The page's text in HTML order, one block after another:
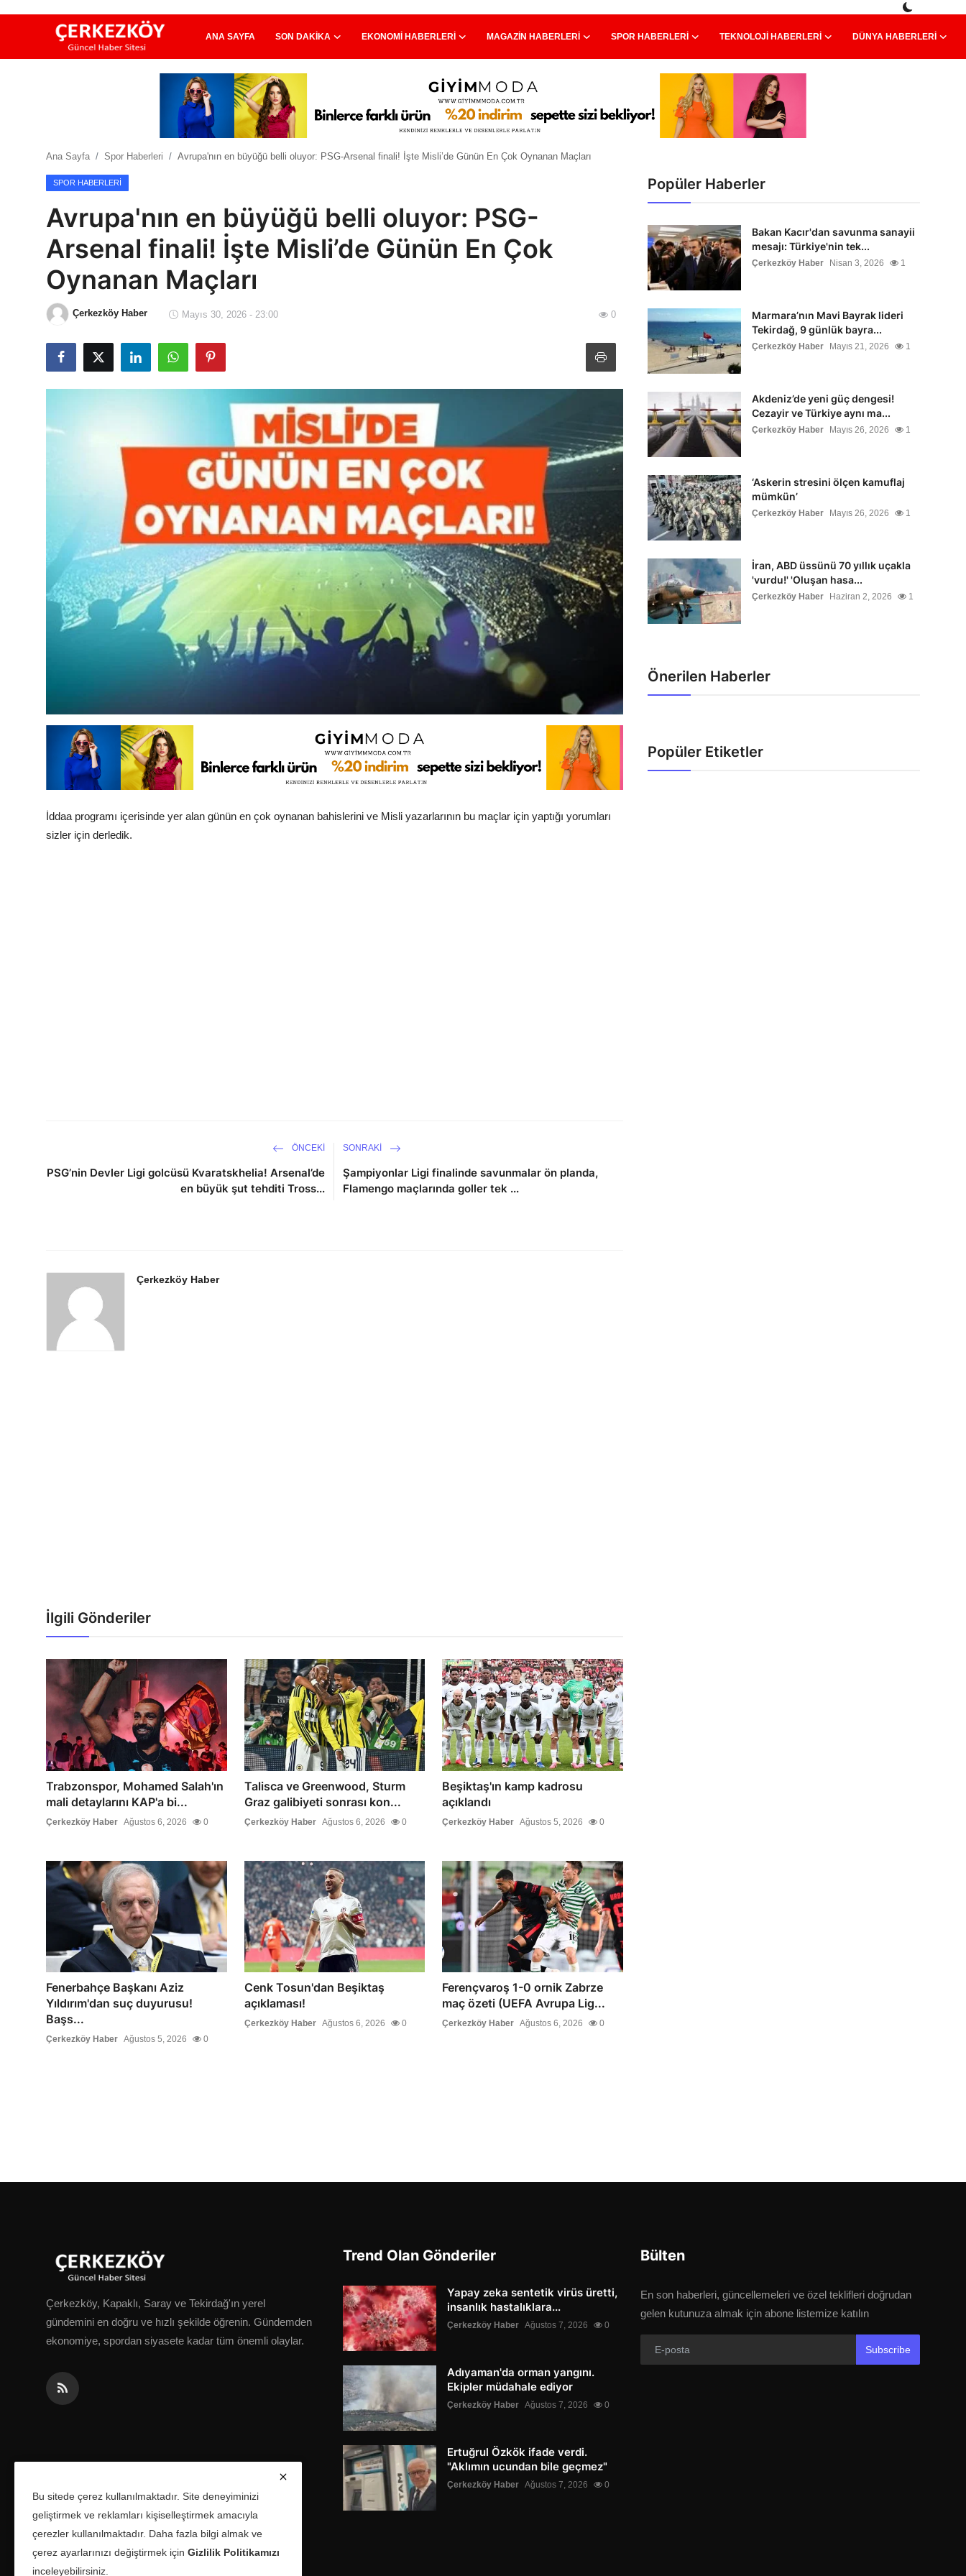
ANA SAYFA SON DAKIKA EKONOMI HABERLERI MAGAZIN HABERLERI SPOR HABERLERI TEKNOLOJI HABERLERI DÜNYA HABERLERI
Ekonomi Haberleri
Teknoloji Haberleri
Dünya Haberleri
Çerkezköy
Ana Sayfa Spor Haberleri Avrupa'nın en büyüğü belli oluyor: PSG-Arsenal finali! İşte Misli’de Günün En Çok Oynanan Maçları
SPOR HABERLERI
Avrupa'nın en büyüğü belli oluyor: PSG-
Arsenal finali! İşte Misli’de Günün En Çok
Oynanan Maçları
Çerkezköy Haber Mayıs 30, 2026 - 23:00 0
İddaa programı içerisinde yer alan günün en çok oynanan bahislerini ve Misli yazarlarının bu maçlar için yaptığı yorumları
sizler için derledik.
ÖNCEKI
PSG’nin Devler Ligi golcüsü Kvaratskhelia! Arsenal’de
en büyük şut tehditi Tross...
SONRAKI
Şampiyonlar Ligi finalinde savunmalar ön planda,
Flamengo maçlarında goller tek ...
Çerkezköy Haber
İlgili Gönderiler
Trabzonspor, Mohamed Salah'ın
mali detaylarını KAP'a bi...
Çerkezköy Haber Ağustos 6, 2026 0
Talisca ve Greenwood, Sturm
Graz galibiyeti sonrası kon...
Çerkezköy Haber Ağustos 6, 2026 0
Beşiktaş'ın kamp kadrosu
açıklandı
Çerkezköy Haber Ağustos 5, 2026 0
Fenerbahçe Başkanı Aziz
Yıldırım'dan suç duyurusu!
Başs...
Çerkezköy Haber Ağustos 5, 2026 0
Cenk Tosun'dan Beşiktaş
açıklaması!
Çerkezköy Haber Ağustos 6, 2026 0
Ferençvaroş 1-0 ornik Zabrze
maç özeti (UEFA Avrupa Lig...
Çerkezköy Haber Ağustos 6, 2026 0
Popüler Haberler
Bakan Kacır'dan savunma sanayii
mesajı: Türkiye'nin tek...
Çerkezköy Haber Nisan 3, 2026 1
Marmara’nın Mavi Bayrak lideri
Tekirdağ, 9 günlük bayra...
Çerkezköy Haber Mayıs 21, 2026 1
Akdeniz’de yeni güç dengesi!
Cezayir ve Türkiye aynı ma...
Çerkezköy Haber Mayıs 26, 2026 1
‘Askerin stresini ölçen kamuflaj
mümkün’
Çerkezköy Haber Mayıs 26, 2026 1
İran, ABD üssünü 70 yıllık uçakla
'vurdu!' 'Oluşan hasa...
Çerkezköy Haber Haziran 2, 2026 1
Önerilen Haberler
Popüler Etiketler
Çerkezköy, Kapaklı, Saray ve Tekirdağ'ın yerel
gündemini en doğru ve hızlı şekilde öğrenin. Gündemden
ekonomiye, spordan siyasete kadar tüm önemli olaylar.
Trend Olan Gönderiler
Yapay zeka sentetik virüs üretti,
insanlık hastalıklara...
Çerkezköy Haber Ağustos 7, 2026 0
Adıyaman'da orman yangını.
Ekipler müdahale ediyor
Çerkezköy Haber Ağustos 7, 2026 0
Ertuğrul Özkök ifade verdi.
"Aklımın ucundan bile geçmez"
Çerkezköy Haber Ağustos 7, 2026 0
Bülten
En son haberleri, güncellemeleri ve özel teklifleri doğrudan
gelen kutunuza almak için abone listemize katılın
Subscribe
Bu sitede çerez kullanılmaktadır. Site deneyiminizi
geliştirmek ve reklamları kişiselleştirmek amacıyla
çerezler kullanılmaktadır. Daha fazla bilgi almak ve
çerez ayarlarınızı değiştirmek için Gizlilik Politikamızı
inceleyebilirsiniz.